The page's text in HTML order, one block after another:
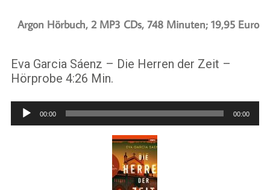
Argon Hörbuch, 2 MP3 CDs, 748 Minuten; 19,95 Euro
Eva Garcia Sáenz – Die Herren der Zeit –
Hörprobe 4:26 Min.
Audio-
Player
00:00 00:00